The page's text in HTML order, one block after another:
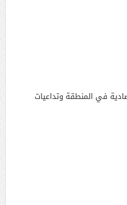
في المنطقة وتداعيات